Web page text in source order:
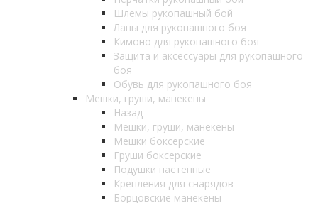
Шлемы рукопашный бой
Лапы для рукопашного боя
Кимоно для рукопашного боя
Защита и аксессуары для рукопашного
боя
Обувь для рукопашного боя
Мешки, груши, манекены
Назад
Мешки, груши, манекены
Мешки боксерские
Груши боксерские
Подушки настенные
Крепления для снарядов
Борцовские манекены